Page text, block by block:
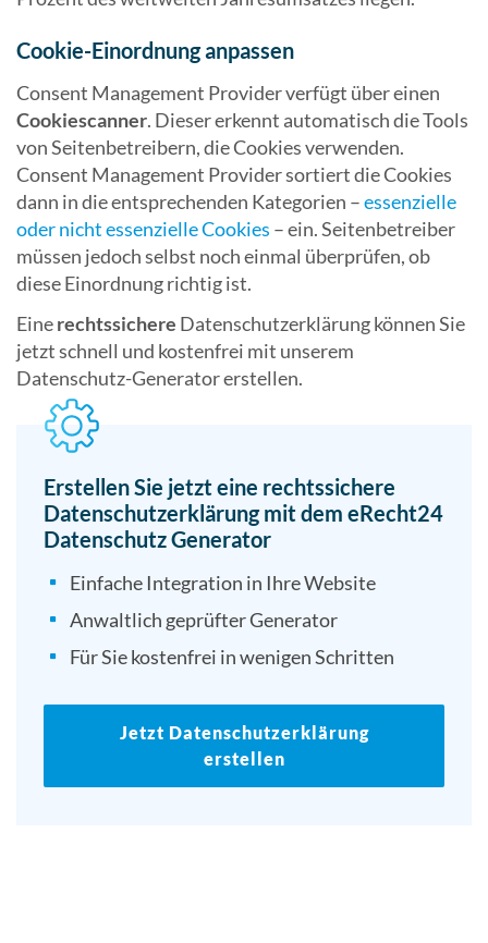
Cookie-Einordnung anpassen
Consent Management Provider verfügt über einen
Cookiescanner. Dieser erkennt automatisch die Tools
von Seitenbetreibern, die Cookies verwenden.
Consent Management Provider sortiert die Cookies
dann in die entsprechenden Kategorien –essenzielle
oder nicht essenzielle Cookies – ein. Seitenbetreiber
müssen jedoch selbst noch einmal überprüfen, ob
diese Einordnung richtig ist.
Einerechtssichere Datenschutzerklärung können Sie
jetzt schnell und kostenfrei mit unserem
Datenschutz-Generator erstellen.
Erstellen Sie jetzt eine rechtssichere
Datenschutzerklärung mit dem eRecht24
Datenschutz Generator
Einfache Integration in Ihre Website
Anwaltlich geprüfter Generator
Für Sie kostenfrei in wenigen Schritten
Jetzt Datenschutzerklärung
erstellen